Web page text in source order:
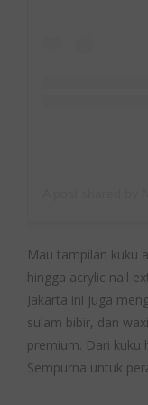
Mau tampilan kuku
hingga acrylic nail
Jakarta ini juga
sulam bibir, dan
premium. Dari kuku
Sempurna untuk